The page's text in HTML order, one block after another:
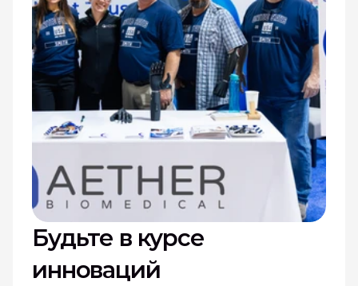
Будьте в курсе
инноваций